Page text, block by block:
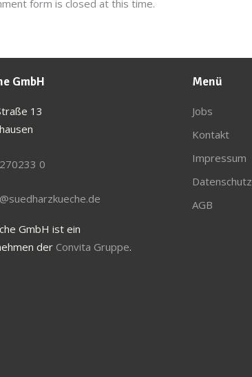
form is closed at this time.
GmbH
13
0
GmbH ist ein
der Convita Gruppe.
Menü
Jobs
Kontakt
Impressum
Datenschutz
AGB